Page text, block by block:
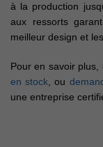
à la production
aux ressorts
meilleur design et
Pour en savoir
en stock , ou
une entreprise